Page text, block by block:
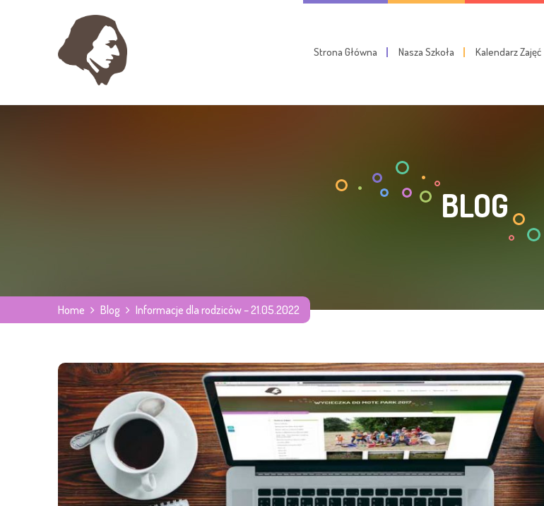
Strona Główna Nasza Szkoła Kalendarz Zajęć
BLOG
Home Blog Informacje dla rodziców – 21.05.2022